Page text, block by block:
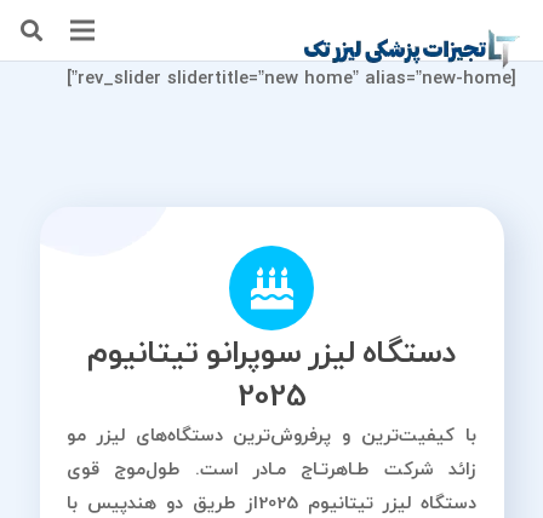
[rev_slider slidertitle=”new home” alias=”new-home”]
دستگاه لیزر سوپرانو تیتانیوم
2025
با کیفیت‌ترین و پرفروش‌ترین دستگاه‌های لیزر مو
زائد شرکت طـاهرتـاج مـادر است. طول‌موج قوی
دستگاه لیزر تیتانیوم 2025از طریق دو هندپیس با